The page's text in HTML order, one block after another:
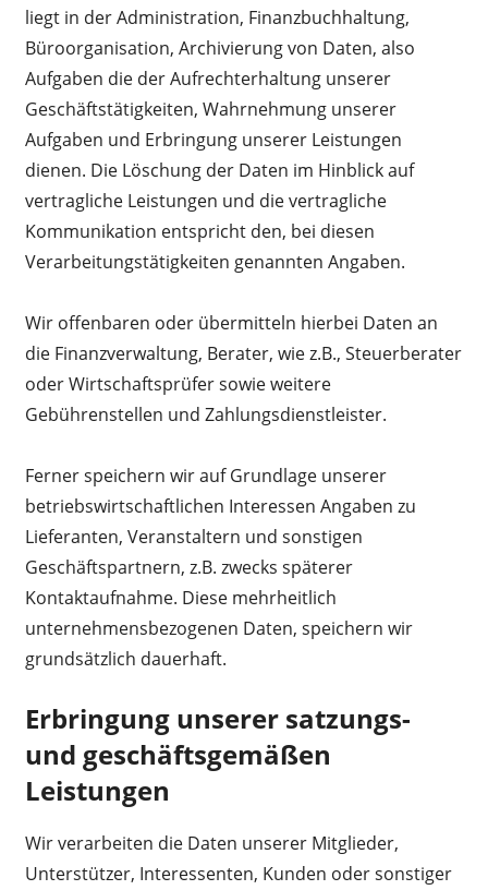
liegt in der Administration, Finanzbuchhaltung,
Büroorganisation, Archivierung von Daten, also
Aufgaben die der Aufrechterhaltung unserer
Geschäftstätigkeiten, Wahrnehmung unserer
Aufgaben und Erbringung unserer Leistungen
dienen. Die Löschung der Daten im Hinblick auf
vertragliche Leistungen und die vertragliche
Kommunikation entspricht den, bei diesen
Verarbeitungstätigkeiten genannten Angaben.
Wir offenbaren oder übermitteln hierbei Daten an
die Finanzverwaltung, Berater, wie z.B., Steuerberater
oder Wirtschaftsprüfer sowie weitere
Gebührenstellen und Zahlungsdienstleister.
Ferner speichern wir auf Grundlage unserer
betriebswirtschaftlichen Interessen Angaben zu
Lieferanten, Veranstaltern und sonstigen
Geschäftspartnern, z.B. zwecks späterer
Kontaktaufnahme. Diese mehrheitlich
unternehmensbezogenen Daten, speichern wir
grundsätzlich dauerhaft.
Erbringung unserer satzungs-
und geschäftsgemäßen
Leistungen
Wir verarbeiten die Daten unserer Mitglieder,
Unterstützer, Interessenten, Kunden oder sonstiger